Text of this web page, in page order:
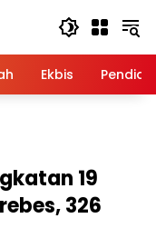
Ekbis
19
326